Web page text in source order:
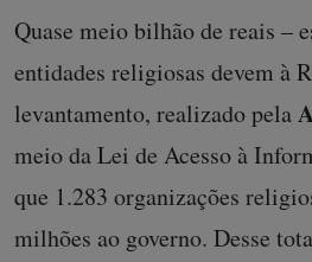
Quase meio bilhão de reais –
entidades religiosas devem à
levantamento, realizado pela
meio da Lei de Acesso à
que 1.283 organizações
milhões ao governo. Desse